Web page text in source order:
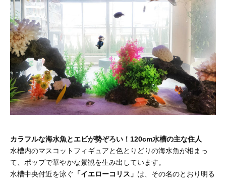
カラフルな海水魚とエビが勢ぞろい！120cm水槽の主な住人
水槽内のマスコットフィギュアと色とりどりの海水魚が相まっ
て、ポップで華やかな景観を生み出しています。
水槽中央付近を泳ぐ 「イエローコリス」 は、その名のとおり明る